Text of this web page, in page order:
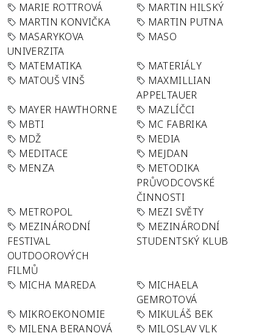
MARIE ROTTROVÁ
MARTIN HILSKÝ
MARTIN KONVIČKA
MARTIN PUTNA
MASARYKOVA
UNIVERZITA
MASO
MATEMATIKA
MATERIÁLY
MATOUŠ VINŠ
MAXMILLIAN
APPELTAUER
MAYER HAWTHORNE
MAZLÍČCI
MBTI
MC FABRIKA
MDŽ
MEDIA
MEDITACE
MEJDAN
MENZA
METODIKA
PRŮVODCOVSKÉ
ČINNOSTI
METROPOL
MEZI SVĚTY
MEZINÁRODNÍ
FESTIVAL
OUTDOOROVÝCH
FILMŮ
MEZINÁRODNÍ
STUDENTSKÝ KLUB
MICHA MAREDA
MICHAELA
GEMROTOVÁ
MIKROEKONOMIE
MIKULÁŠ BEK
MILENA BERANOVÁ
MILOSLAV VLK